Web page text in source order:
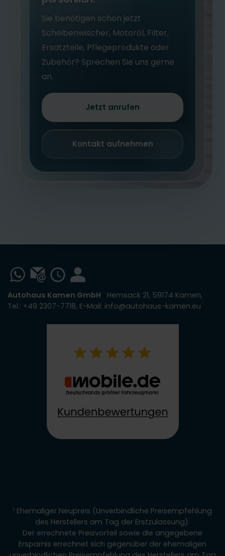
Sie benötigen schon jetzt
Scheibenwischer, Motoröl, Filter,
Ersatzteile, Pflegeprodukte oder
Zubehör? Sprechen Sie uns gerne
an.
Jetzt anrufen
Kontakt aufnehmen
Autohaus Kamen GmbH Hemsack 21, 59174 Kamen,
Tel.: +49 2307-7718, E-Mail: info@autohaus-kamen.eu
1 Ehemaliger Neupreis (Unverbindliche Preisempfehlung
des Herstellers am Tag der Erstzulassung).
Der errechnete Preisvorteil sowie die angegebene
Ersparnis errechnet sich gegenüber der ehemaligen